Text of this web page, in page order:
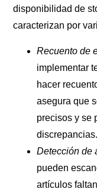
disponibilidad de
caracterizan por
Recuento de
implementar
hacer
asegura que
precisos y se
discrepancias.
Detección de
pueden
artículos